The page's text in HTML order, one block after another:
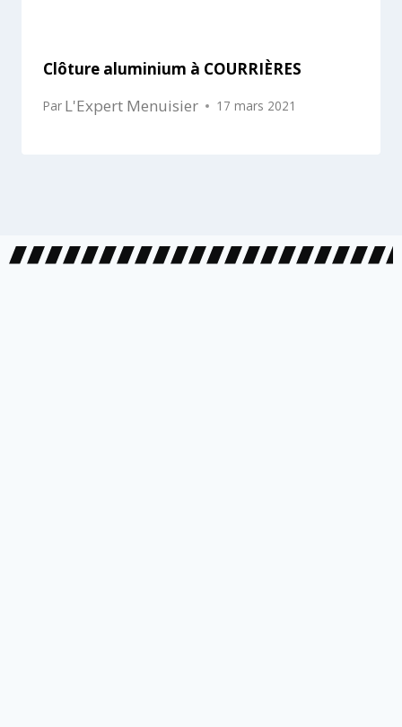
Clôture aluminium à COURRIÈRES
Par L'Expert Menuisier 17 mars 2021